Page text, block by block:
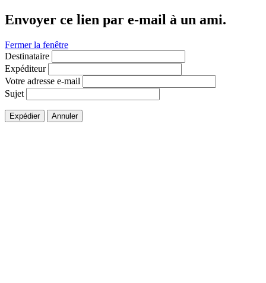
Envoyer ce lien par e-mail à un ami.
Fermer la fenêtre
Destinataire
Expéditeur
Votre adresse e-mail
Sujet
Expédier Annuler